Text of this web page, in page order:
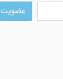
عضویت